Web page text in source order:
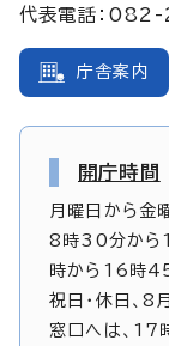
代表電話：
庁舎案内
開庁時間
月曜日から金
8時30分から
時から16時45
祝日・休日、
窓口へは、17